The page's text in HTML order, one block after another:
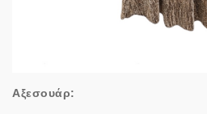
Αξεσουάρ: